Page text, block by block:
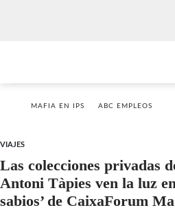
MAFIA EN IPS ABC EMPLEOS
VIAJES
Las colecciones privadas
Antoni Tàpies ven la luz
sabios’ de CaixaForum